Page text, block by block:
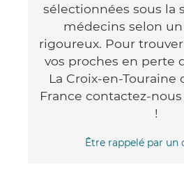
sélectionnées sous la
médecins selon
rigoureux. Pour
vos proches en perte
La Croix-en-Touraine
France contactez-
!
Être rappelé par un